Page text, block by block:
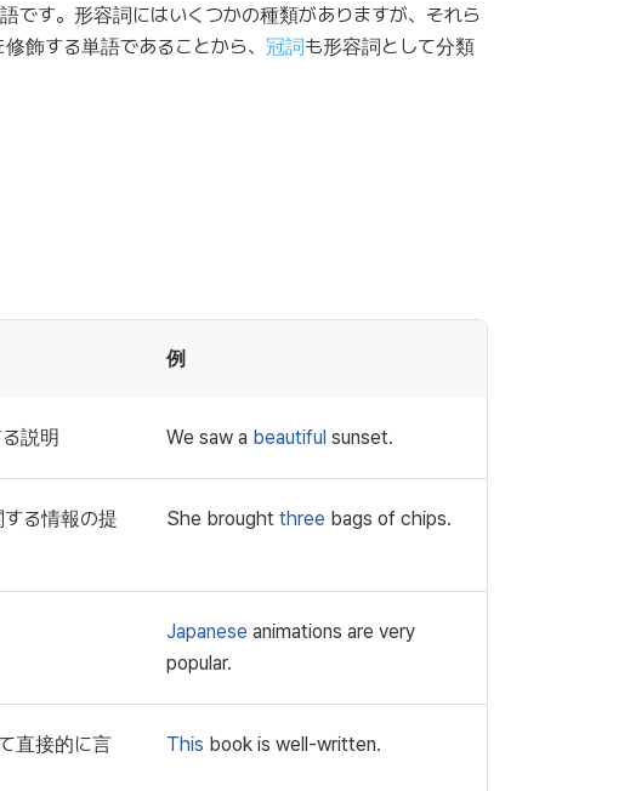
です。形容詞にはいくつかの種類がありますが、それら
飾する単語であることから、 冠詞も形容詞として分類
例
説明 We saw a beautiful sunset.
る情報の提
She brought three bags of chips.
Japanese animations are very
popular.
直接的に言
This book is well-written.